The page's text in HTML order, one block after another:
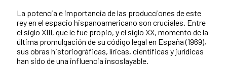
La potencia e importancia de las producciones de este
rey en el espacio hispanoamericano son cruciales. Entre
el siglo XIII, que le fue propio, y el siglo XX, momento de la
última promulgación de su código legal en España (1969),
sus obras historiográficas, líricas, científicas y jurídicas
han sido de una influencia insoslayable.